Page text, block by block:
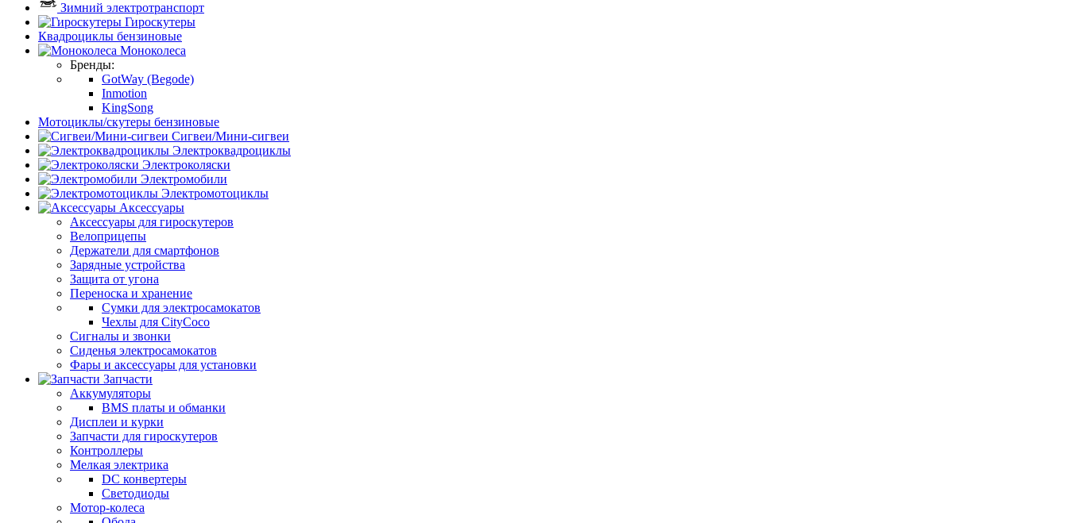
Зимний электротранспорт
Гироскутеры
Квадроциклы бензиновые
Моноколеса
Бренды:
GotWay (Begode)
Inmotion
KingSong
Мотоциклы/скутеры бензиновые
Сигвеи/Мини-сигвеи
Электроквадроциклы
Электроколяски
Электромобили
Электромотоциклы
Аксессуары
Аксессуары для гироскутеров
Велоприцепы
Держатели для смартфонов
Зарядные устройства
Защита от угона
Переноска и хранение
Сумки для электросамокатов
Чехлы для CityCoco
Сигналы и звонки
Сиденья электросамокатов
Фары и аксессуары для установки
Запчасти
Аккумуляторы
BMS платы и обманки
Дисплеи и курки
Запчасти для гироскутеров
Контроллеры
Мелкая электрика
DC конвертеры
Светодиоды
Мотор-колеса